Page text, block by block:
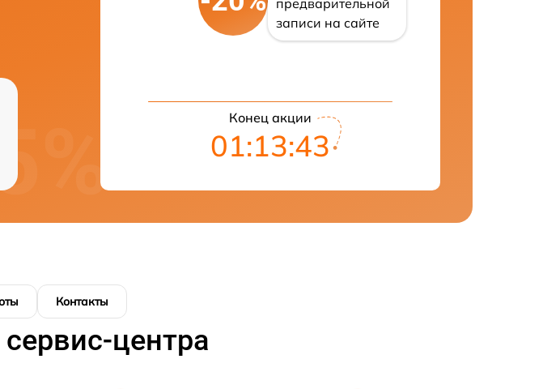
предварительной
записи на сайте
Конец акции
01:13:42
Контакты
центра